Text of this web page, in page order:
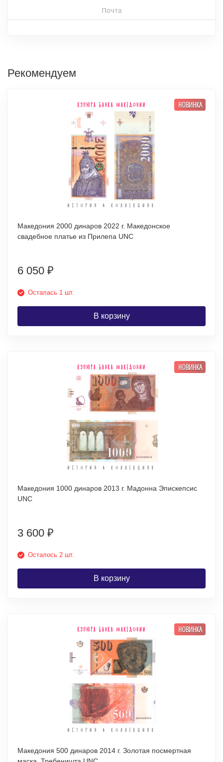
Почта
Рекомендуем
НОВИНКА
Македония 2000 динаров 2022 г. Македонское
свадебное платье из Прилепа UNC
6 050 ₽
Осталась 1 шт.
В корзину
НОВИНКА
Македония 1000 динаров 2013 г. Мадонна Эпискепсис
UNC
3 600 ₽
Осталось 2 шт.
В корзину
НОВИНКА
Македония 500 динаров 2014 г. Золотая посмертная